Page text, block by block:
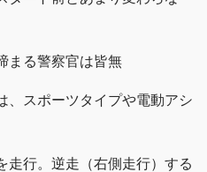
まる警察官は皆無
、スポーツタイプや電動アシ
走行。逆走（右側走行）する